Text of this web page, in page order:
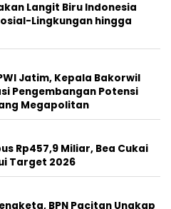
Langit Biru Indonesia
Lingkungan hingga
Jatim, Kepala Bakorwil
Pengembangan Potensi
Megapolitan
Rp457,9 Miliar, Bea Cukai
Target 2026
BPN Pacitan Ungkap